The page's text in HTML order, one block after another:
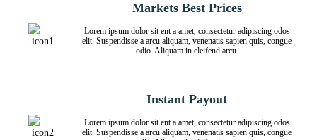
Markets Best Prices
Lorem ipsum dolor sit ent a amet, consectetur adipiscing odos
elit. Suspendisse a arcu aliquam, venenatis sapien quis, congue
odio. Aliquam in eleifend arcu.
Instant Payout
Lorem ipsum dolor sit ent a amet, consectetur adipiscing odos
elit. Suspendisse a arcu aliquam, venenatis sapien quis, congue